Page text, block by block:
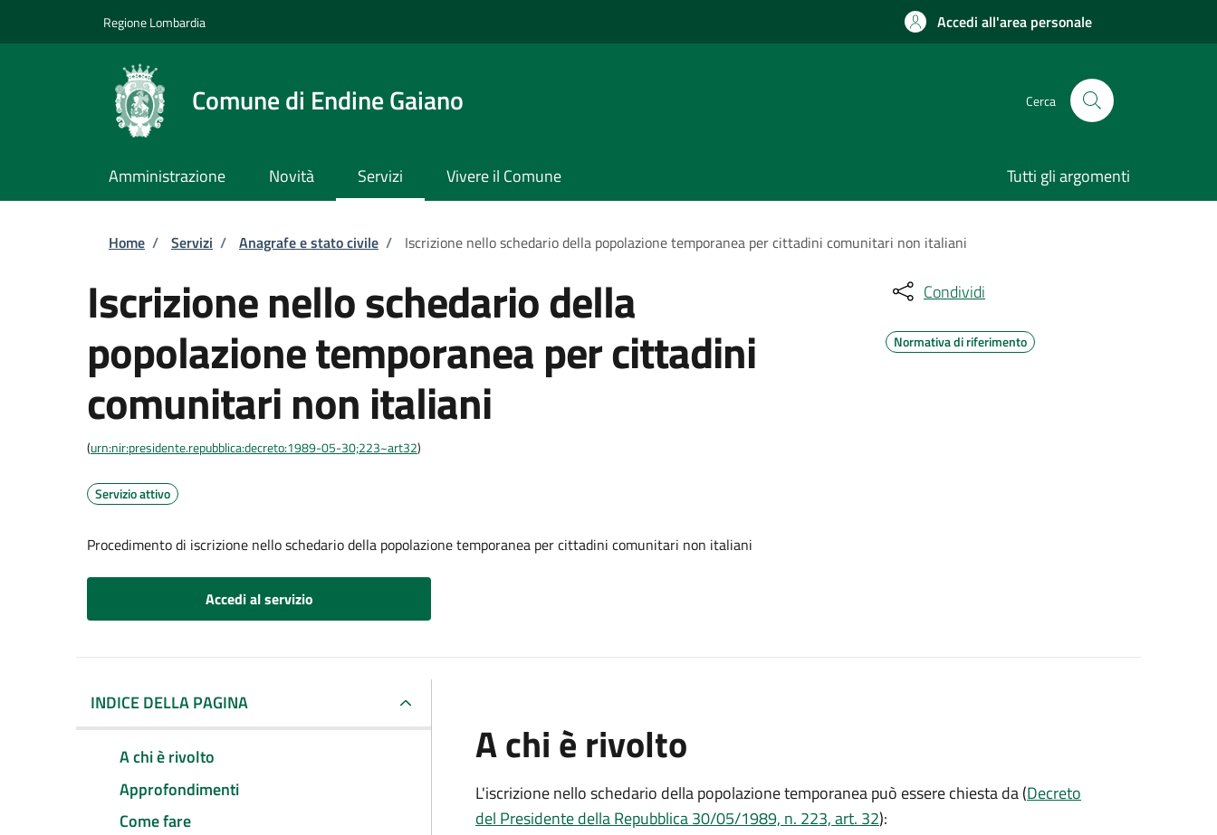
Regione Lombardia Accedi all'area personale
Comune di Endine Gaiano Cerca
Amministrazione Novità Servizi Vivere il Comune Tutti gli argomenti
Briciole di pane
Home / Servizi / Anagrafe e stato civile / Iscrizione nello schedario della popolazione temporanea per cittadini comunitari non italiani
Iscrizione nello schedario della
popolazione temporanea per cittadini
comunitari non italiani
(urn:nir:presidente.repubblica:decreto:1989-05-30;223~art32)
Servizio attivo
Procedimento di iscrizione nello schedario della popolazione temporanea per cittadini comunitari non italiani
Accedi al servizio
Condividi
Normativa di riferimento
INDICE DELLA PAGINA
A chi è rivolto
Approfondimenti
Come fare
A chi è rivolto
L'iscrizione nello schedario della popolazione temporanea può essere chiesta da (Decreto
del Presidente della Repubblica 30/05/1989, n. 223, art. 32):